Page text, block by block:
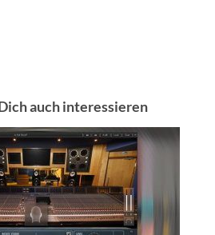
auch interessieren